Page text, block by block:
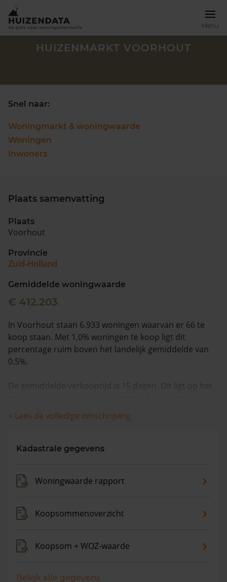
Menu
Zoek een woning
088 220 4200
Maandag t/m vrijdag - 08:00 -18:00
HUIZENMARKT VOORHOUT
Snel naar:
Woningmarkt & woningwaarde
Woningen
Inwoners
Plaats samenvatting
Plaats
Voorhout
Provincie
Zuid-Holland
Gemiddelde woningwaarde
€ 412.203
In Voorhout staan 6.933 woningen waarvan er 66 te
koop staan. Met 1,0% woningen te koop ligt dit
percentage ruim boven het landelijk gemiddelde van
0.5%.
De gemiddelde verkooptijd is 15 dagen. Dit ligt op het
dagen.
worden appartementen gemiddeld voor €430.000
maanden is de gemiddelde woningwaarde met 7,4%
+ Lees de volledige omschrijving
Kadastrale gegevens
Woningwaarde rapport
Koopsommenoverzicht
Koopsom + WOZ-waarde
Bekijk alle gegevens